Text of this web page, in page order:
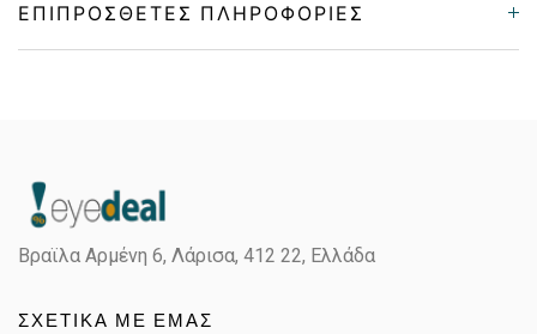
ΕΠΙΠΡΌΣΘΕΤΕΣ ΠΛΗΡΟΦΟΡΊΕΣ
Color
POLARIZED PHOTOCHROMIC,
Βραϊλα Αρμένη 6, Λάρισα, 412 22, Ελλάδα
ΣΧΕΤΙΚΑ ΜΕ ΕΜΑΣ